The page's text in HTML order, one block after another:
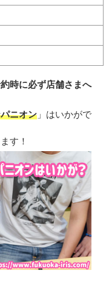
時に必ず店舗さまへ
ニオン」はいかがで
す！